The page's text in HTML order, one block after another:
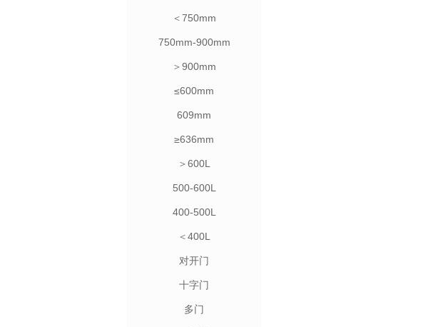
＜750mm
750mm-900mm
＞900mm
≤600mm
609mm
≥636mm
＞600L
500-600L
400-500L
＜400L
对开门
十字门
多门